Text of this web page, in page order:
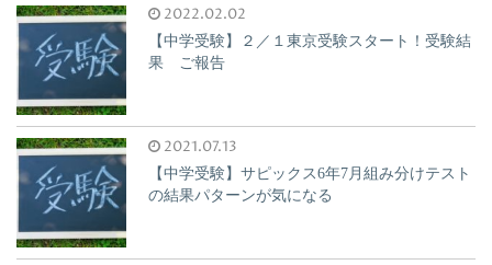
2022.02.02
【中学受験】２／１東京受験スタート！受験結
果 ご報告
2021.07.13
【中学受験】サピックス6年7月組み分けテスト
の結果パターンが気になる